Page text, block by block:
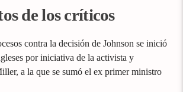
de los críticos
contra la decisión de Johnson se inició
por iniciativa de la activista y
a la que se sumó el ex primer ministro